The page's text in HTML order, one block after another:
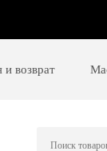
и возврат